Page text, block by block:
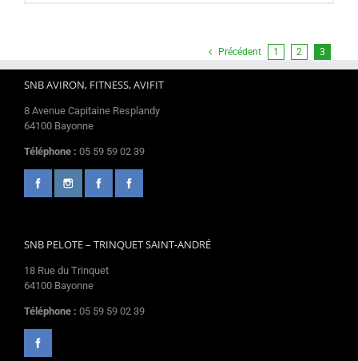
Précédent 1 2 3
SNB AVIRON, FITNESS, AVIFIT
8 Avenue Capitaine Resplandy
64100 Bayonne
Téléphone : 05 59 59 02 39
SNB PELOTE – TRINQUET SAINT-ANDRÉ
18 Rue du Trinquet
64100 Bayonne
Téléphone : 05 59 59 02 39